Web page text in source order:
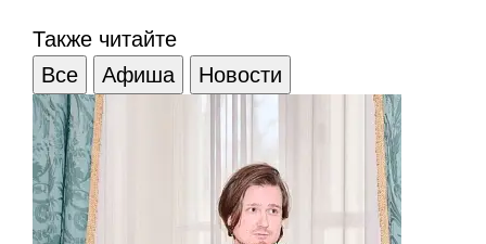
Также читайте
Все
Афиша Новости